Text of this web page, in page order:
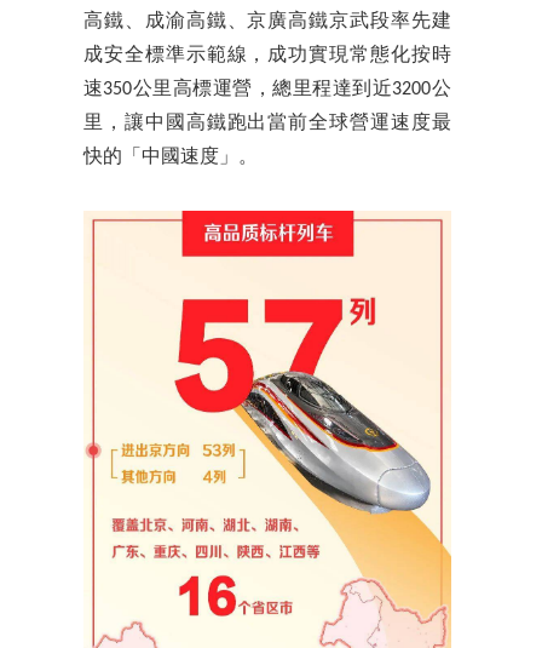
高鐵、成渝高鐵、京廣高鐵京武段率先建
成安全標準示範線，成功實現常態化按時
速350公里高標運營，總里程達到近3200公
里，讓中國高鐵跑出當前全球營運速度最
快的「中國速度」。